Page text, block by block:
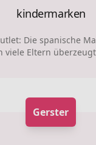
kindermarken
Die spanische
viele Eltern
Gerster